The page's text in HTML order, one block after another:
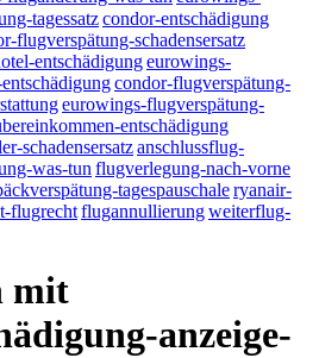
tagessatzcondor-entschädigung
flugverspätung-schadensersatz
entschädigungeurowings-
condor-flugverspätung-
eurowings-flugverspätung-
entschädigung
schadensersatzanschlussflug-
was-tun flugverlegung-nach-vorne
tagespauschaleryanair-
flugrechtflugannullierungweiterflug-
mit
anzeige-